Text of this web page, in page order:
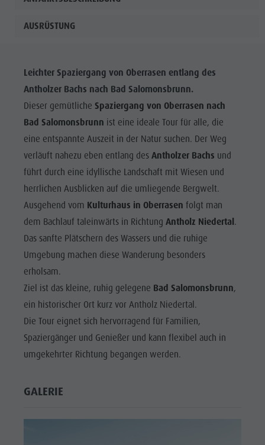
AUSRÜSTUNG
Leichter Spaziergang von Oberrasen entlang des
Antholzer Bachs nach Bad Salomonsbrunn.
Dieser gemütliche Spaziergang von Oberrasen nach
Bad Salomonsbrunn ist eine ideale Tour für alle, die
eine entspannte Auszeit in der Natur suchen. Der Weg
verläuft nahezu eben entlang des Antholzer Bachs und
führt durch eine idyllische Landschaft mit Wiesen und
herrlichen Ausblicken auf die umliegende Bergwelt.
Ausgehend vom Kulturhaus in Oberrasen folgt man
dem Bachlauf taleinwärts in Richtung Antholz Niedertal.
Das sanfte Plätschern des Wassers und die ruhige
Umgebung machen diese Wanderung besonders
erholsam.
Ziel ist das kleine, ruhig gelegene Bad Salomonsbrunn,
ein historischer Ort kurz vor Antholz Niedertal.
Die Tour eignet sich hervorragend für Familien,
Spaziergänger und Genießer und kann flexibel auch in
umgekehrter Richtung begangen werden.
GALERIE